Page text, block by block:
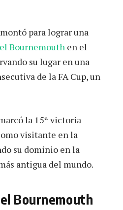
para lograr una
el Bournemouth en el
su lugar en una
de la FA Cup, un
la 15ª victoria
visitante en la
su dominio en la
antigua del mundo.
Bournemouth